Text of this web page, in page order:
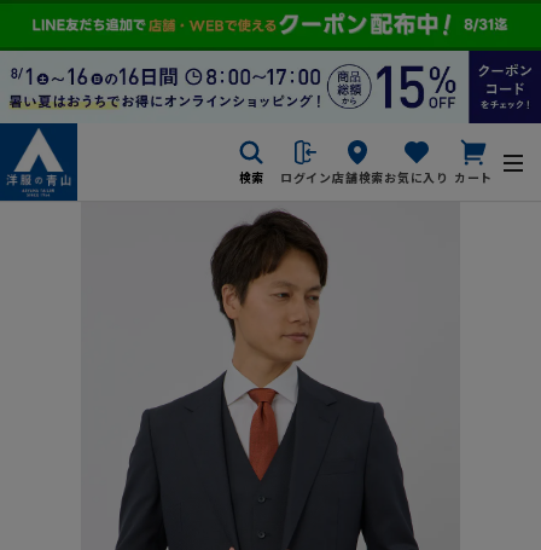
検索 ログイン店舗検索お気に入り カート